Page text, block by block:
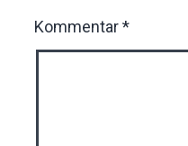
Kommentar*